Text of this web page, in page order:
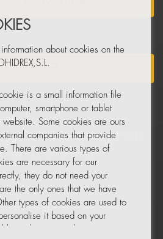
about cookies on the
is a small information file
smartphone or tablet
Some cookies are ours
companies that provide
There are various types of
are necessary for our
they do not need your
the only ones that we have
types of cookies are used to
it based on your